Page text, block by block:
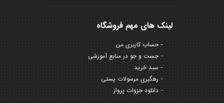
لینک های مهم فروشگاه
حساب کاربری من
جست و جو در منابع آموزشی
سبد خرید
رهگیری مرسولات پستی
دانلود جزوات پرواز